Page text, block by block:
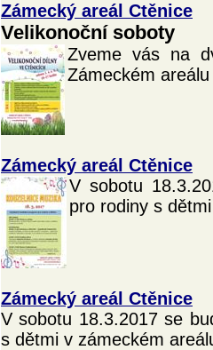
Zámecký areál Ctěnice
Velikonoční soboty
Zveme vás na
Zámeckém
Zámecký areál Ctěnice
V sobotu
pro rodiny s
Zámecký areál Ctěnice
V sobotu 18.3.2017 se
s dětmi v zámeckém